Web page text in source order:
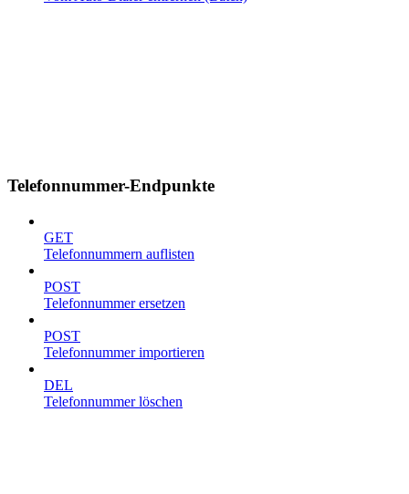
Telefonnummer-Endpunkte
GET
Telefonnummern auflisten
POST
Telefonnummer ersetzen
POST
Telefonnummer importieren
DEL
Telefonnummer löschen